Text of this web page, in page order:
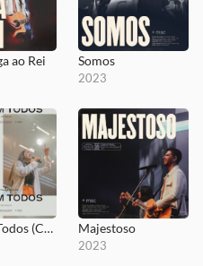
ao Rei Somos
2023
Venham Todos (Canção de Paulo) Majestoso
2023